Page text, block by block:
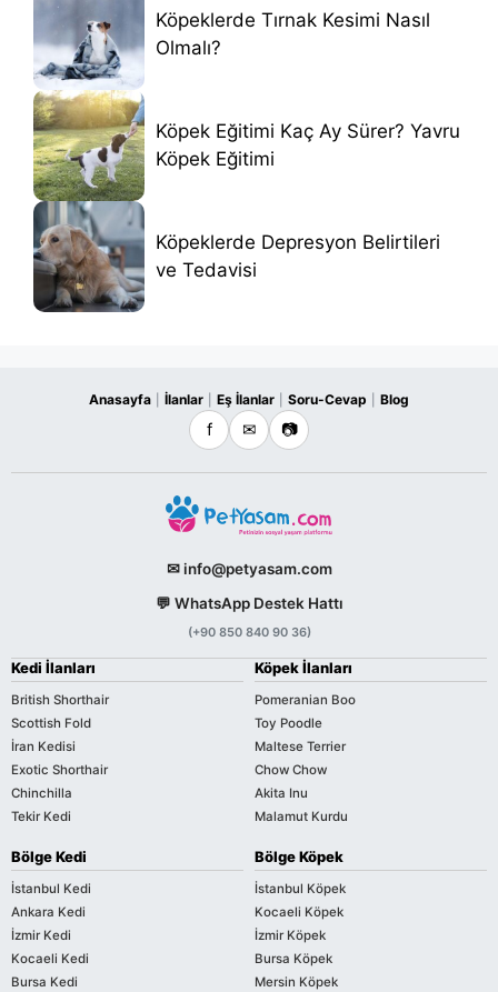
Köpeklerde Tırnak Kesimi Nasıl
Olmalı?
Köpek Eğitimi Kaç Ay Sürer? Yavru
Köpek Eğitimi
Köpeklerde Depresyon Belirtileri
ve Tedavisi
Anasayfa İlanlar Eş İlanlar Soru-Cevap Blog
f ✉ 📷
✉ info@petyasam.com
💬 WhatsApp Destek Hattı
(+90 850 840 90 36)
Kedi İlanları
British Shorthair
Scottish Fold
İran Kedisi
Exotic Shorthair
Chinchilla
Tekir Kedi
Köpek İlanları
Pomeranian Boo
Toy Poodle
Maltese Terrier
Chow Chow
Akita Inu
Malamut Kurdu
Bölge Kedi
İstanbul Kedi
Ankara Kedi
İzmir Kedi
Kocaeli Kedi
Bursa Kedi
Bölge Köpek
İstanbul Köpek
Kocaeli Köpek
İzmir Köpek
Bursa Köpek
Mersin Köpek